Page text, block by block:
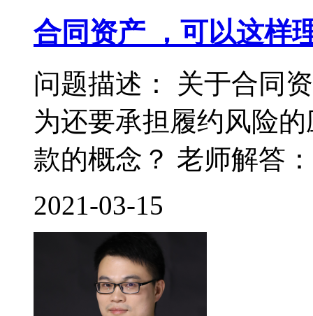
合同资产 ，可以这样
问题描述： 关于合同
为还要承担履约风险
款的概念？ 老师解答
2021-03-15